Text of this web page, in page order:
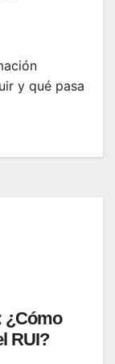
y qué pasa
¿Cómo
RUI?